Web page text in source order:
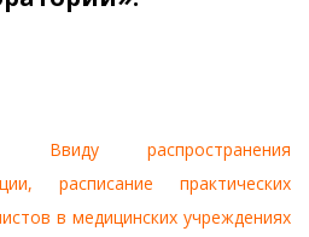
Ввиду распространения
расписание практических
в медицинских учреждениях